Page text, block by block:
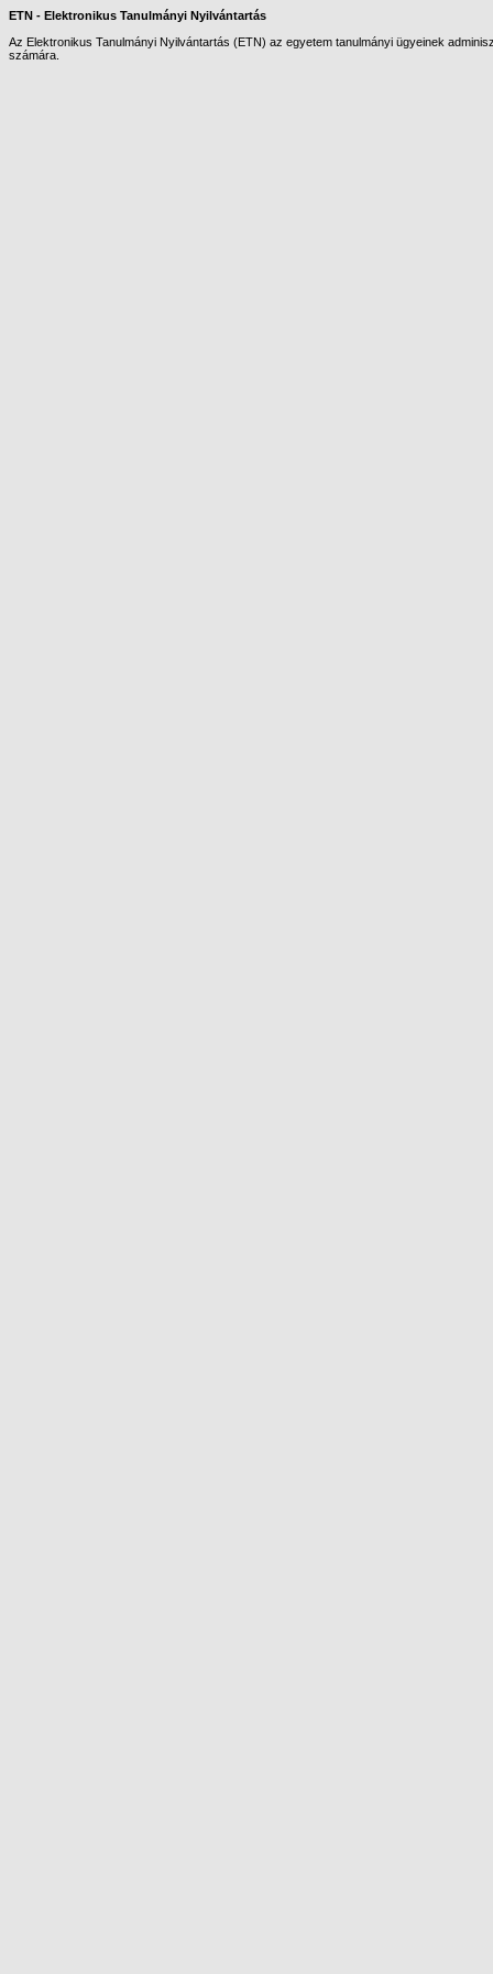
ETN - Elektronikus Tanulmányi Nyilvántartás
Az Elektronikus Tanulmányi Nyilvántartás (ETN) az egyetem tanulmányi ügyeinek
számára.